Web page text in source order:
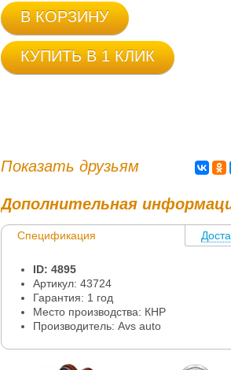
В КОРЗИНУ
КУПИТЬ В 1 КЛИК
Показать друзьям
Дополнительная
Спецификация
ID: 4895
Артикул: 43724
Гарантия: 1 год
Место производства: КНР
Производитель: Avs auto